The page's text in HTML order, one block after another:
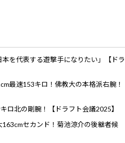
を代表する遊撃手になりたい」【ドラ
最速153キロ！佛教大の本格派右腕！
ロ北の剛腕！【ドラフト会議2025】
セカンド！菊池涼介の後継者候